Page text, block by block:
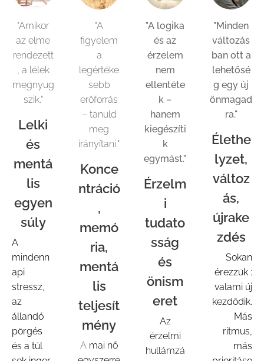
"Amikor
az elme
rendezett
, a lélek
megnyug
szik."
Lelki
és
mentá
lis
egyen
súly
A
mindenn
api
stressz,
az
állandó
pörgés
és a túl
"A
figyelem
a
legértéke
sebb
erőforrás
– tanuld
meg
irányítani."
Konce
ntráció
,
memó
ria,
mentá
lis
teljesít
mény
A mai nő
"A logika
és az
érzelem
nem
ellentéte
k –
hanem
kiegészíti
k
egymást."
Érzelm
i
tudato
sság
és
önism
eret
Az
érzelmi
hullámzá
"Minden
változás
ban ott a
lehetősé
g egy új
önmagad
ra."
Élethe
lyzet,
változ
ás,
újrake
zdés
Sokan
érezzük :
valami új
kezdődik.
Más
ritmus,
más